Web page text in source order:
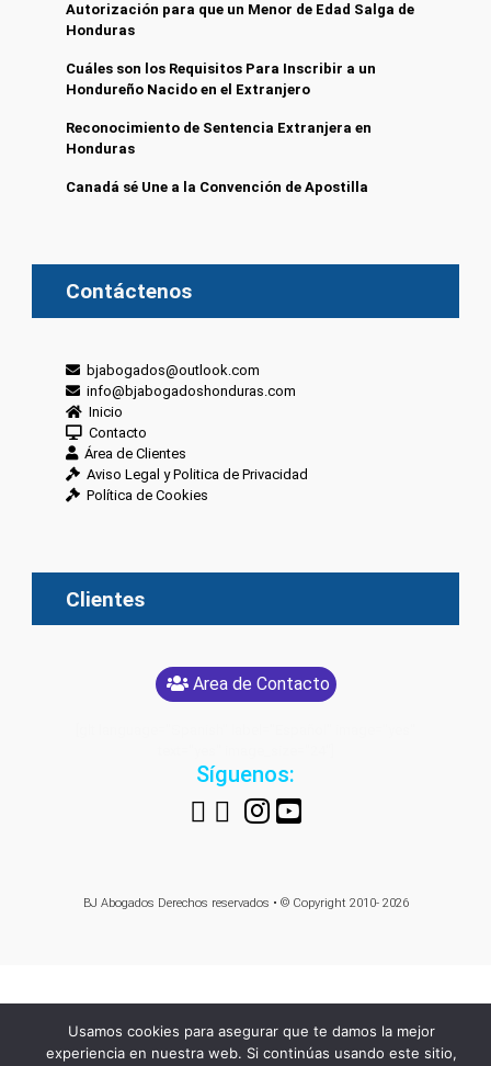
Autorización para que un Menor de Edad Salga de
Honduras
Cuáles son los Requisitos Para Inscribir a un
Hondureño Nacido en el Extranjero
Reconocimiento de Sentencia Extranjera en
Honduras
Canadá sé Une a la Convención de Apostilla
Contáctenos
bjabogados@outlook.com
info@bjabogadoshonduras.com
Inicio
Contacto
Área de Clientes
Aviso Legal y Politica de Privacidad
Política de Cookies
Clientes
Area de Contacto
Síguenos:
BJ Abogados Derechos reservados • © Copyright 2010- 2026
Usamos cookies para asegurar que te damos la mejor
experiencia en nuestra web. Si continúas usando este sitio,